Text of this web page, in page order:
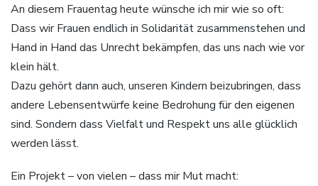
An diesem Frauentag heute wünsche ich mir wie so oft:
Dass wir Frauen endlich in Solidarität zusammenstehen und
Hand in Hand das Unrecht bekämpfen, das uns nach wie vor
klein hält.
Dazu gehört dann auch, unseren Kindern beizubringen, dass
andere Lebensentwürfe keine Bedrohung für den eigenen
sind. Sondern dass Vielfalt und Respekt uns alle glücklich
werden lässt.
Ein Projekt – von vielen – dass mir Mut macht: